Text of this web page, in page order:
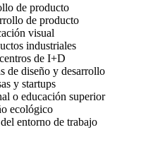
de producto
de producto
visual
industriales
de I+D
de diseño y desarrollo
y startups
o educación superior
ecológico
entorno de trabajo